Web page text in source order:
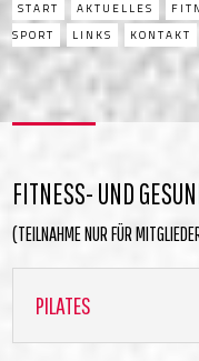
START AKTUELLES
SPORT
LINKS KONTAKT
FITNESS- UND
(TEILNAHME NUR FÜR
PILATES